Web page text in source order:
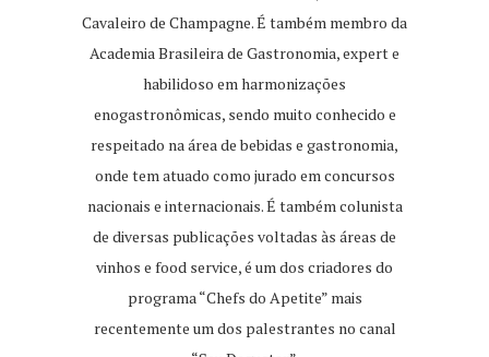
Cavaleiro de Champagne. É também membro da
Academia Brasileira de Gastronomia, expert e
habilidoso em harmonizações
enogastronômicas, sendo muito conhecido e
respeitado na área de bebidas e gastronomia,
onde tem atuado como jurado em concursos
nacionais e internacionais. É também colunista
de diversas publicações voltadas às áreas de
vinhos e food service, é um dos criadores do
programa “Chefs do Apetite” mais
recentemente um dos palestrantes no canal